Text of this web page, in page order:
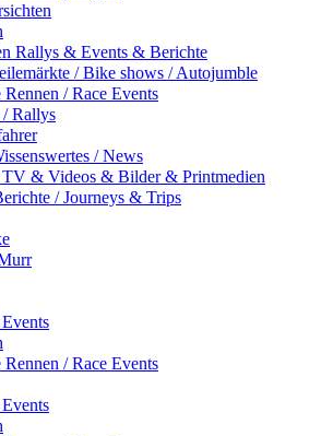
Rallys & Events & Berichte
/ Bike shows / Autojumble
/ Race Events
Rallys
/ News
& Videos & Bilder & Printmedien
/ Journeys & Trips
/ Race Events